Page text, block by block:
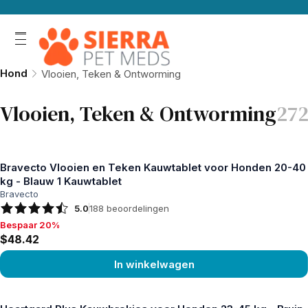
Hond Vlooien, Teken & Ontworming
Vlooien, Teken & Ontworming272
Bravecto Vlooien en Teken Kauwtablet voor Honden 20-40
kg - Blauw 1 Kauwtablet
Bravecto
5.0188 beoordelingen
Bespaar 20%, $48.42
Bespaar 20%
$48.42
In winkelwagen